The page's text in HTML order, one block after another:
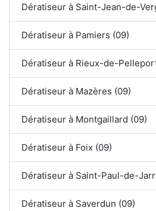
Dératiseur à Saint-Jean-de-
Dératiseur à Pamiers (09)
Dératiseur à Rieux-de-
Dératiseur à Mazères (09)
Dératiseur à Montgaillard (09)
Dératiseur à Foix (09)
Dératiseur à Saint-Paul-de-
Dératiseur à Saverdun (09)